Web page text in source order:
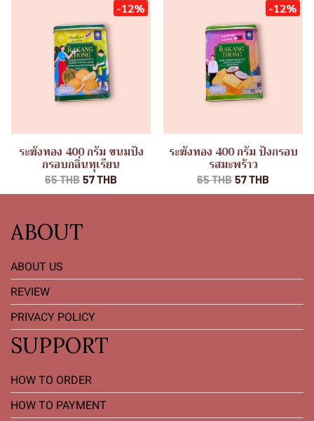
-12%
ระฆังทอง 400 กรัม ขนมปัง
กรอบกลิ่นทุเรียน
65 THB 57 THB
-12%
ระฆังทอง 400 กรัม ปังกรอบ
รสมะพร้าว
65 THB 57 THB
ABOUT
ABOUT US
REVIEW
PRIVACY POLICY
SUPPORT
HOW TO ORDER
HOW TO PAYMENT